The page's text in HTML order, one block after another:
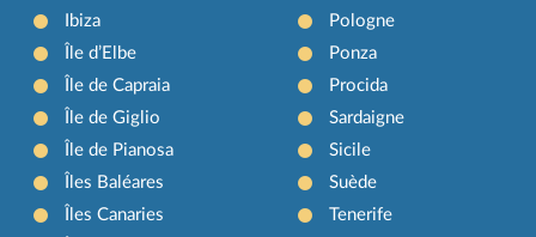
Ibiza
Île d’Elbe
Île de Capraia
Île de Giglio
Île de Pianosa
Îles Baléares
Îles Canaries
Pologne
Ponza
Procida
Sardaigne
Sicile
Suède
Tenerife